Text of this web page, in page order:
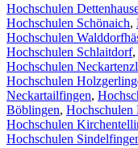
Hochschulen
Hochschulen Schönaich,
Hochschulen
Hochschulen Schlaitdorf,
Hochschulen
Hochschulen
Neckartailfingen,
Böblingen, Hochschulen
Hochschulen
Hochschulen